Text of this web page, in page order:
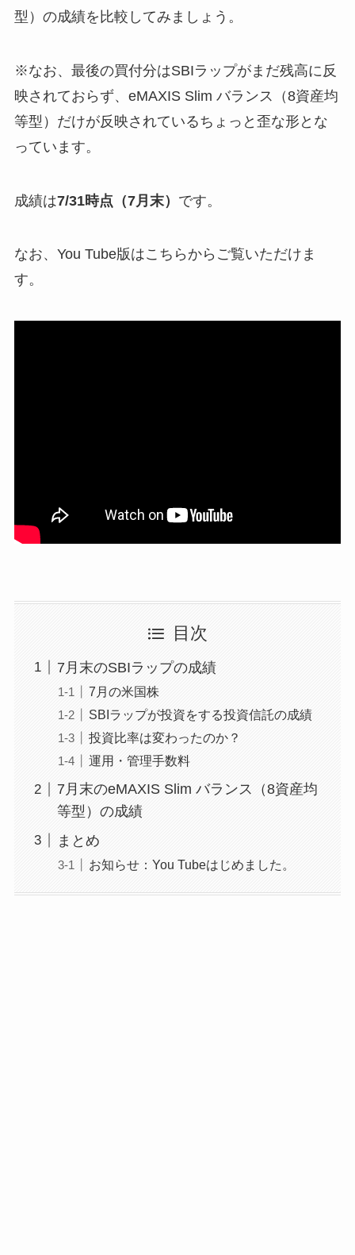
型）の成績を比較してみましょう。
※なお、最後の買付分はSBIラップがまだ残高に反
映されておらず、eMAXIS Slim バランス（8資産均
等型）だけが反映されているちょっと歪な形とな
っています。
成績は7/31時点（7月末） です。
なお、You Tube版はこちらからご覧いただけま
す。
目次
7月末のSBIラップの成績
7月の米国株
SBIラップが投資をする投資信託の成績
投資比率は変わったのか？
運用・管理手数料
7月末のeMAXIS Slim バランス（8資産均
等型）の成績
まとめ
お知らせ：You Tubeはじめました。